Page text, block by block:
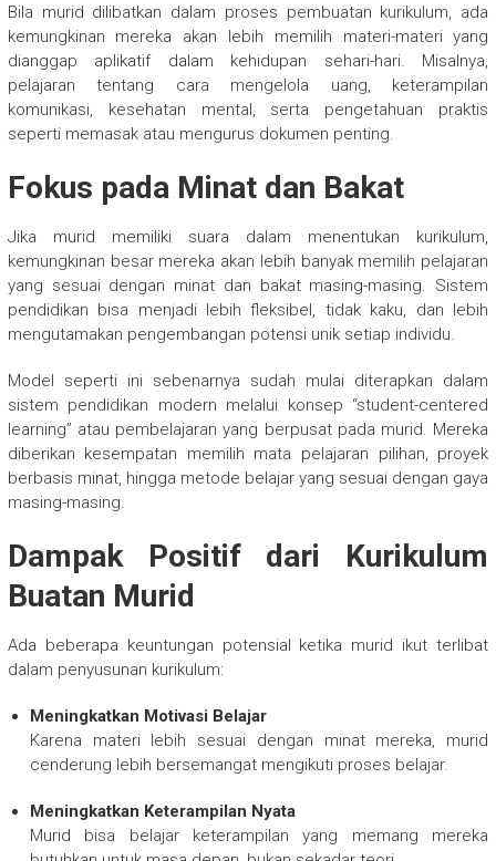
Bila murid dilibatkan dalam proses pembuatan kurikulum, ada
kemungkinan mereka akan lebih memilih materi-materi yang
dianggap aplikatif dalam kehidupan sehari-hari. Misalnya,
pelajaran tentang cara mengelola uang, keterampilan
komunikasi, kesehatan mental, serta pengetahuan praktis
seperti memasak atau mengurus dokumen penting.
Fokus pada Minat dan Bakat
Jika murid memiliki suara dalam menentukan kurikulum,
kemungkinan besar mereka akan lebih banyak memilih pelajaran
yang sesuai dengan minat dan bakat masing-masing. Sistem
pendidikan bisa menjadi lebih fleksibel, tidak kaku, dan lebih
mengutamakan pengembangan potensi unik setiap individu.
Model seperti ini sebenarnya sudah mulai diterapkan dalam
sistem pendidikan modern melalui konsep “student-centered
learning” atau pembelajaran yang berpusat pada murid. Mereka
diberikan kesempatan memilih mata pelajaran pilihan, proyek
berbasis minat, hingga metode belajar yang sesuai dengan gaya
masing-masing.
Dampak Positif dari Kurikulum
Buatan Murid
Ada beberapa keuntungan potensial ketika murid ikut terlibat
dalam penyusunan kurikulum:
Meningkatkan Motivasi Belajar
Karena materi lebih sesuai dengan minat mereka, murid
cenderung lebih bersemangat mengikuti proses belajar.
Meningkatkan Keterampilan Nyata
Murid bisa belajar keterampilan yang memang mereka